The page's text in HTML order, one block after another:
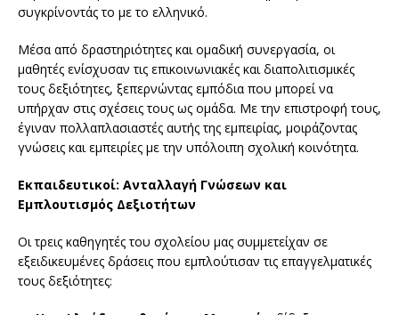
συγκρίνοντάς το με το ελληνικό.
Μέσα από δραστηριότητες και ομαδική συνεργασία, οι
μαθητές ενίσχυσαν τις επικοινωνιακές και διαπολιτισμικές
τους δεξιότητες, ξεπερνώντας εμπόδια που μπορεί να
υπήρχαν στις σχέσεις τους ως ομάδα. Με την επιστροφή τους,
έγιναν πολλαπλασιαστές αυτής της εμπειρίας, μοιράζοντας
γνώσεις και εμπειρίες με την υπόλοιπη σχολική κοινότητα.
Εκπαιδευτικοί: Ανταλλαγή Γνώσεων και
Εμπλουτισμός Δεξιοτήτων
Οι τρεις καθηγητές του σχολείου μας συμμετείχαν σε
εξειδικευμένες δράσεις που εμπλούτισαν τις επαγγελματικές
τους δεξιότητες: